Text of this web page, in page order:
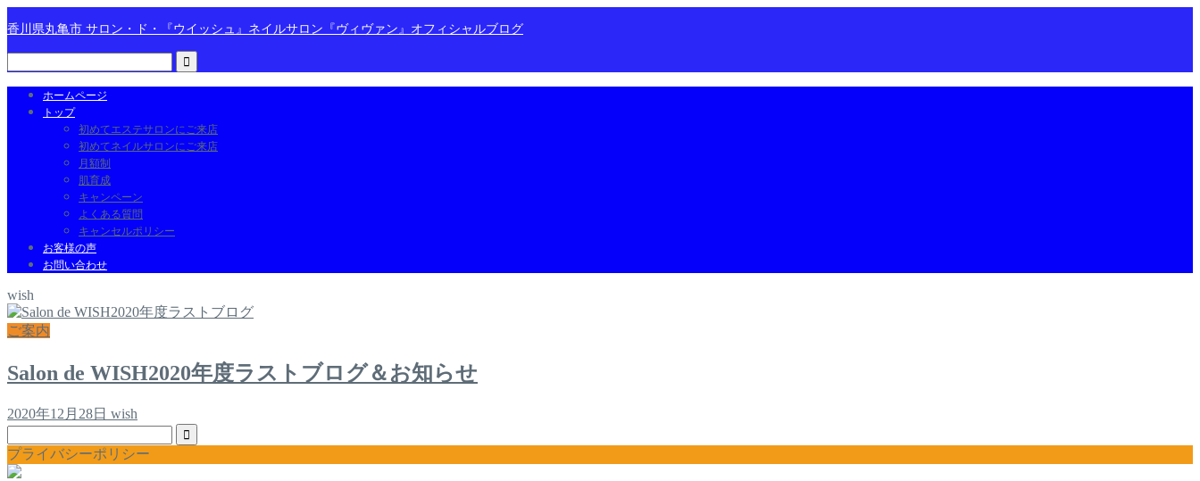
香川県丸亀市 サロン・ド・『ウイッシュ』ネイルサロン『ヴィヴァン』オフィシャルブログ
ホームページ
トップ
初めてエステサロンにご来店
初めてネイルサロンにご来店
月額制
肌育成
キャンペーン
よくある質問
キャンセルポリシー
お客様の声
お問い合わせ
wish
ご案内
Salon de WISH2020年度ラストブログ＆お知らせ
2020年12月28日 wish
プライバシーポリシー